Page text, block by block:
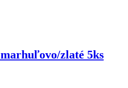
zlaté 5ks